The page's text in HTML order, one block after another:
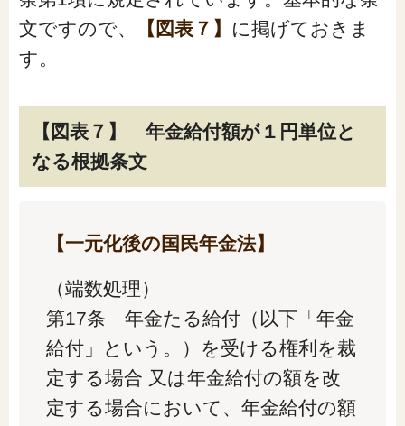
文ですので、
【図表７】 に掲げておきま
す。
【図表７】 年金給付額が１円単位と
なる根拠条文
【一元化後の国民年金法】
（端数処理）
第17条 年金たる給付（以下「年金
給付」という。）を受ける権利を裁
定する場合 又は年金給付の額を改
定する場合において、年金給付の額